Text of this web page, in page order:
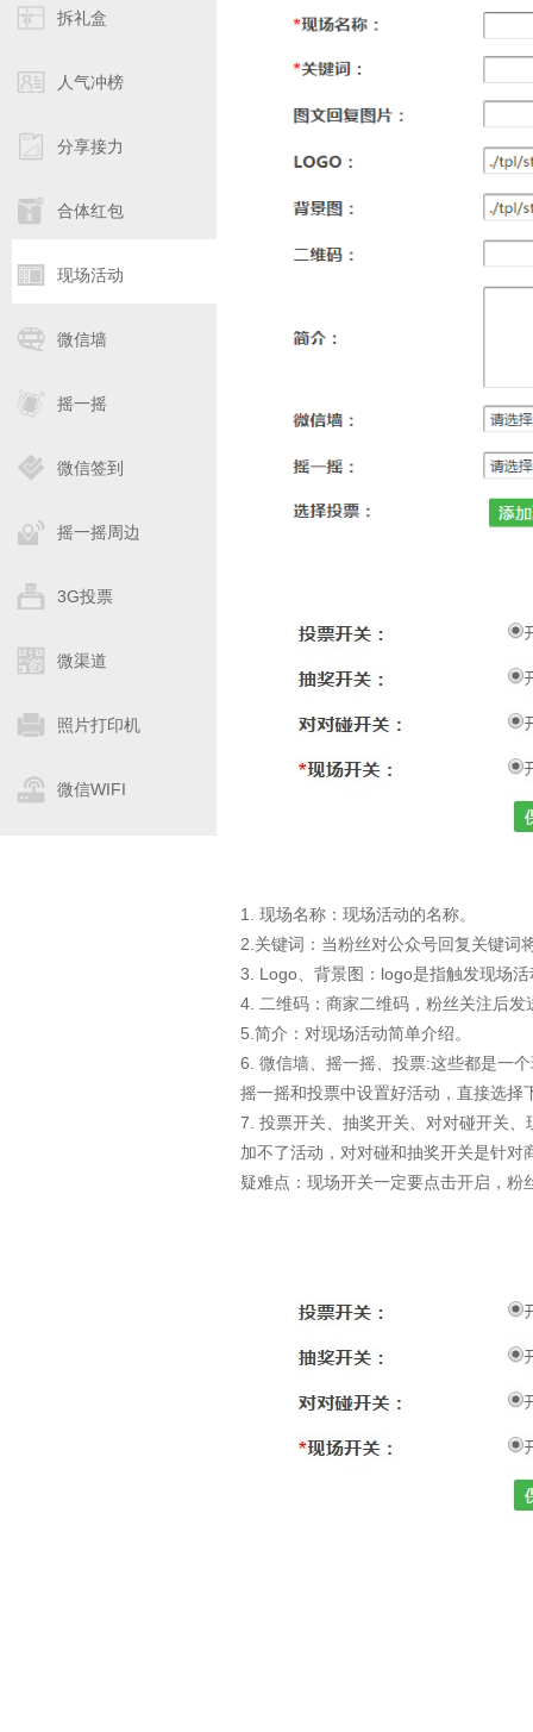
拆礼盒
人气冲榜
分享接力
合体红包
现场活动
微信墙
摇一摇
微信签到
摇一摇周边
3G投票
微渠道
照片打印机
微信WIFI
1. 现场名称：现场活动的名称。
2.关键词：当粉丝对公众号回复关键词
3. Logo、背景图：logo是指触发现场
4. 二维码：商家二维码，粉丝关注后
5.简介：对现场活动简单介绍。
6. 微信墙、摇一摇、投票:这些都是一
摇一摇和投票中设置好活动，直接选
7. 投票开关、抽奖开关、对对碰开关
加不了活动，对对碰和抽奖开关是针
疑难点：现场开关一定要点击开启，